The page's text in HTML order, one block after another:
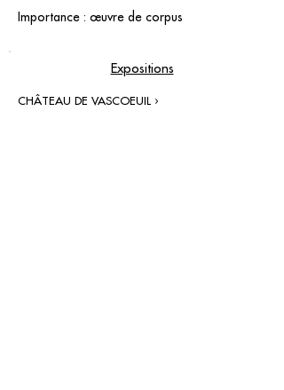
Importance : œuvre de corpus
Expositions
CHÂTEAU DE VASCOEUIL ›